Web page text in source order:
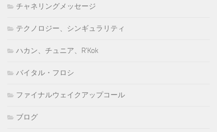
チャネリングメッセージ
テクノロジー、シンギュラリティ
ハカン、チュニア、R'Kok
バイタル・フロシ
ファイナルウェイクアップコール
ブログ